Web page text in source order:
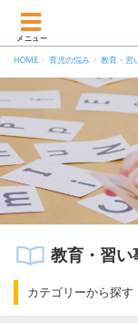
メニュー
HOME 育児の悩み 教育・習
教育・習い
カテゴリーから探す